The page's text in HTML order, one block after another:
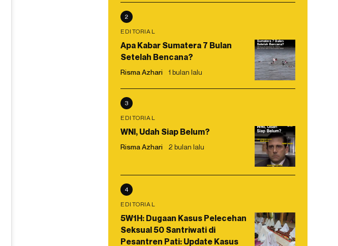
2
EDITORIAL
Apa Kabar Sumatera 7 Bulan
Setelah Bencana?
Risma Azhari 1 bulan lalu
3
EDITORIAL
WNI, Udah Siap Belum?
Risma Azhari 2 bulan lalu
4
EDITORIAL
5W1H: Dugaan Kasus Pelecehan
Seksual 50 Santriwati di
Pesantren Pati: Update Kasus